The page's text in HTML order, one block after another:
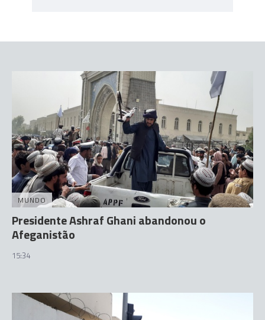
MUNDO
Presidente Ashraf Ghani abandonou o
Afeganistão
15:34